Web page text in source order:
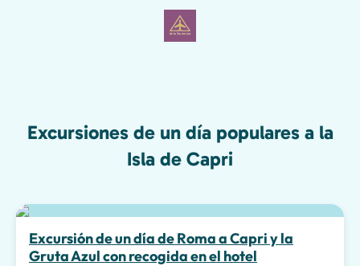
Excursiones de un día populares a la
Isla de Capri
Excursión de un día de Roma a Capri y la
Gruta Azul con recogida en el hotel